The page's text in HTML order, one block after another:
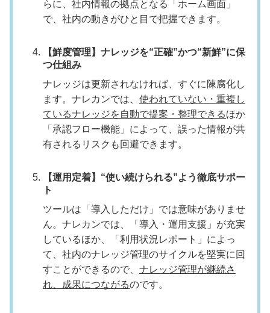
らに、社内情報の拠点となる「ホーム画面」
で、社内の動きがひと目で把握できます。
【鮮度管理】ナレッジを“正確”かつ“新鮮”に保
つ仕組み
ナレッジは更新されなければ、すぐに陳腐化し
ます。ナレカンでは、 使われていない・重複し
ているナレッジを自動で提案・整理できるほか
「承認フロー機能」によって、誤った情報が共
有されるリスクも回避できます。
【運用定着】“使い続けられる”よう徹底サポー
ト
ツールは「導入しただけ」では意味がありませ
ん。ナレカンでは、「導入・運用支援」が充実
しているほか、「利用状況レポート」によっ
て、社内のナレッジ管理のサイクルを堅実に回
すことができるので、 ナレッジ管理が継続さ
れ、成果につながるのです。